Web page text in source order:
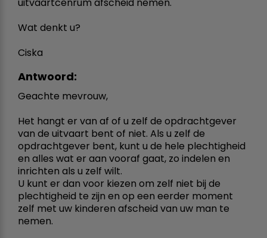
Wat denkt u?
Ciska
Antwoord:
Geachte mevrouw,
Het hangt er van af of u zelf de opdrachtgever
van de uitvaart bent of niet. Als u zelf de
opdrachtgever bent, kunt u de hele plechtigheid
en alles wat er aan vooraf gaat, zo indelen en
inrichten als u zelf wilt.
U kunt er dan voor kiezen om zelf niet bij de
plechtigheid te zijn en op een eerder moment
zelf met uw kinderen afscheid van uw man te
nemen.